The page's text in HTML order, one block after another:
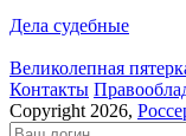
Дела судебные
Великолепная
Кон­так­ты
Copyright 2026,